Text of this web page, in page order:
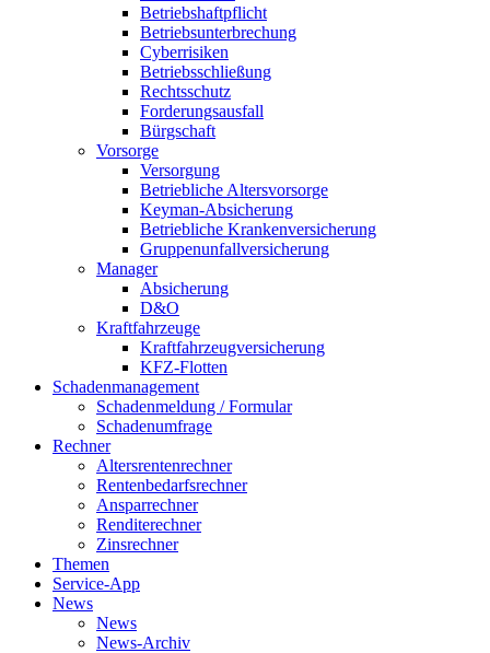
Betriebshaftpflicht
Betriebsunterbrechung
Cyberrisiken
Betriebsschließung
Rechtsschutz
Forderungsausfall
Bürgschaft
Vorsorge
Versorgung
Betriebliche Altersvorsorge
Keyman-Absicherung
Betriebliche Krankenversicherung
Gruppenunfallversicherung
Manager
Absicherung
D&O
Kraftfahrzeuge
Kraftfahrzeugversicherung
KFZ-Flotten
Schadenmanagement
Schadenmeldung / Formular
Schadenumfrage
Rechner
Altersrentenrechner
Rentenbedarfsrechner
Ansparrechner
Renditerechner
Zinsrechner
Themen
Service-App
News
News
News-Archiv